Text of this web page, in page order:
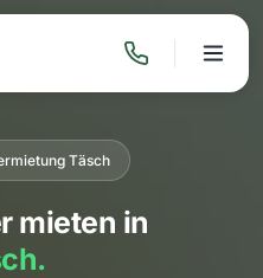
Täsch
mieten in